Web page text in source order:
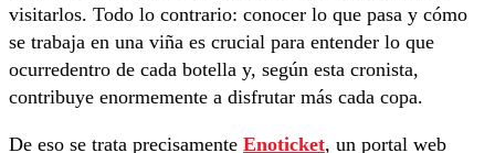
visitarlos. Todo lo contrario: conocer lo que pasa y cómo
se trabaja en una viña es crucial para entender lo que
ocurredentro de cada botella y, según esta cronista,
contribuye enormemente a disfrutar más cada copa.
De eso se trata precisamente Enoticket, un portal web